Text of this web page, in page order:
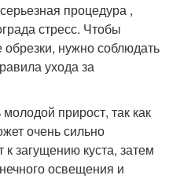
процедура ,
стресс. Чтобы
обрезки, нужно соблюдать
ухода за
прирост, так как
очень сильно
к загущению куста, затем
освещения и